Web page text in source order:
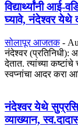
विद्यार्थ्यांनी आई-
घ्यावे, नंदेश्वर येथे
सोलापूर आजतक -
नंदेश्वर (प्रतिनिधी):
देतात. त्यांच्या कष्टांचे
स्वप्नांचा आदर करा
नंदेश्वर येथे
व्याख्यान,